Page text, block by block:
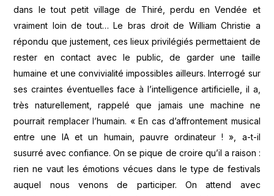
dans le tout petit village de Thiré, perdu en Vendée et
vraiment loin de tout… Le bras droit de William Christie a
répondu que justement, ces lieux privilégiés permettaient de
rester en contact avec le public, de garder une taille
humaine et une convivialité impossibles ailleurs. Interrogé sur
ses craintes éventuelles face à l’intelligence artificielle, il a,
très naturellement, rappelé que jamais une machine ne
pourrait remplacer l’humain. « En cas d’affrontement musical
entre une IA et un humain, pauvre ordinateur ! », a-t-il
susurré avec confiance. On se pique de croire qu’il a raison :
rien ne vaut les émotions vécues dans le type de festivals
auquel nous venons de participer. On attend avec